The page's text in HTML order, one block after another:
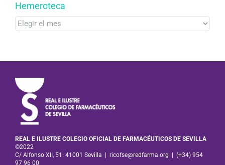
Hemeroteca
Hemeroteca
REAL E ILUSTRE COLEGIO OFICIAL DE FARMACÉUTICOS DE SEVILLA
©2022
C/ Alfonso XII, 51. 41001 Sevilla
ricofse@redfarma.org
(+34) 954
97 96 00